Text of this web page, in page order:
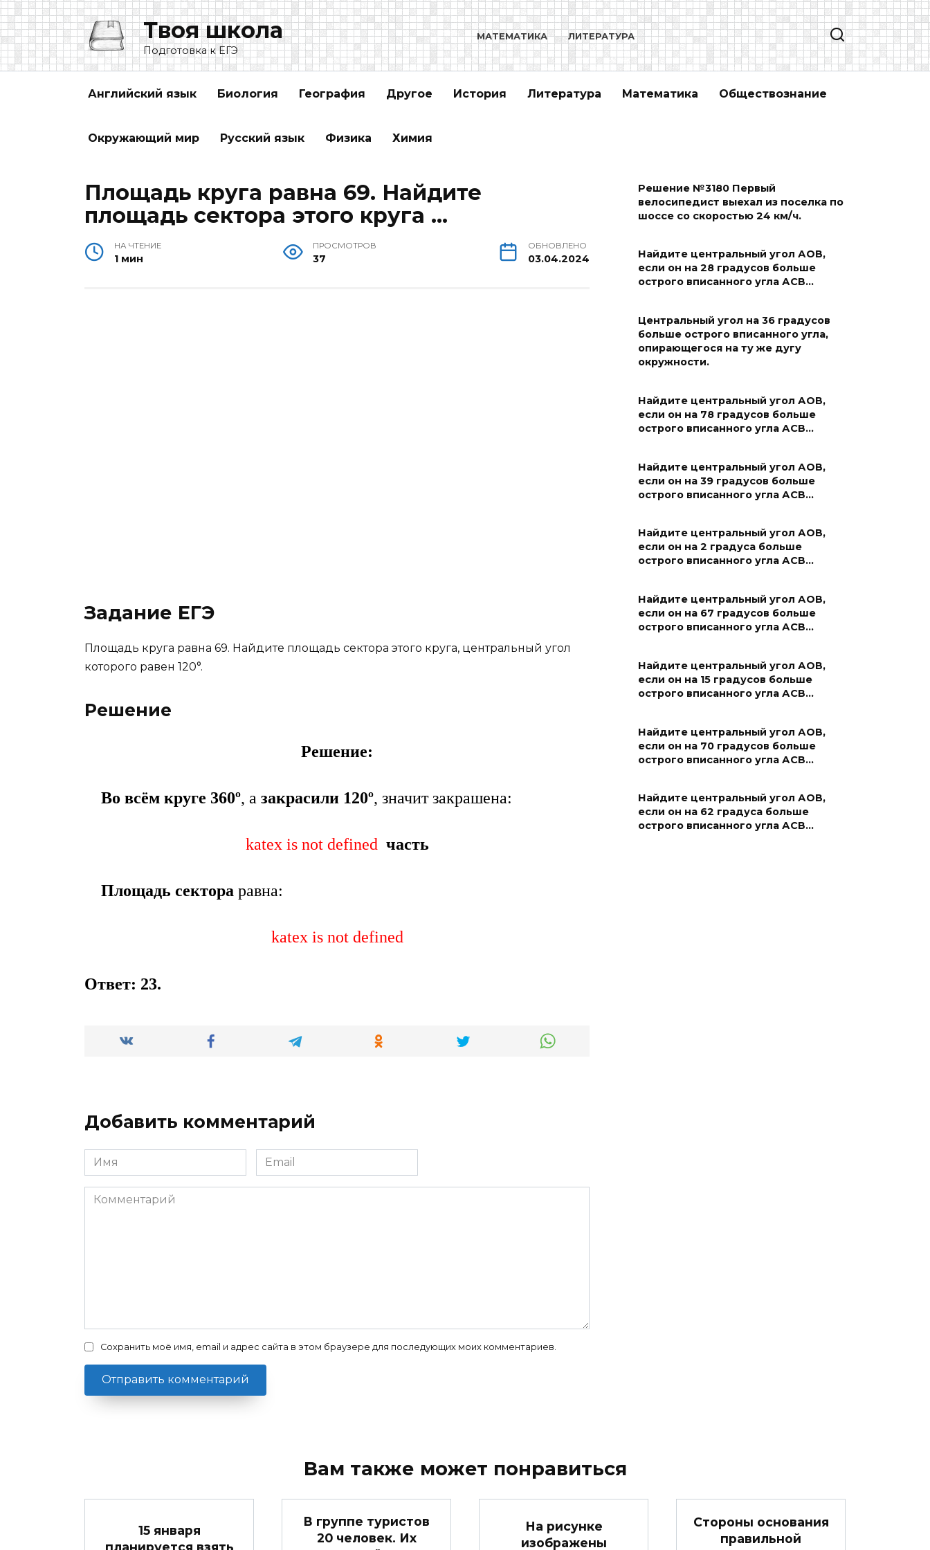
Перейти
к
содержанию
Твоя школа
Подготовка к ЕГЭ
МАТЕМАТИКА ЛИТЕРАТУРА
Английский язык Биология География Другое История Литература Математика Обществознание
Окружающий мир Русский язык Физика Химия
Площадь круга равна 69. Найдите
площадь сектора этого круга …
НА ЧТЕНИЕ
1 мин
ПРОСМОТРОВ
37
ОБНОВЛЕНО
03.04.2024
Задание ЕГЭ
Площадь круга равна 69. Найдите площадь сектора этого круга, центральный угол
которого равен 120°.
Решение
Решение:
Во всём круге 360º, а закрасили 120º, значит закрашена:
katex is not defined часть
Площадь сектора равна:
katex is not defined
Ответ: 23.
Добавить комментарий
Имя
*
Email
*
Комментарий
Сохранить моё имя, email и адрес сайта в этом браузере для последующих моих комментариев.
Решение №3180 Первый
велосипедист выехал из поселка по
шоссе со скоростью 24 км/ч.
Найдите центральный угол АОВ,
если он на 28 градусов больше
острого вписанного угла АСВ…
Центральный угол на 36 градусов
больше острого вписанного угла,
опирающегося на ту же дугу
окружности.
Найдите центральный угол АОВ,
если он на 78 градусов больше
острого вписанного угла АСВ…
Найдите центральный угол АОВ,
если он на 39 градусов больше
острого вписанного угла АСВ…
Найдите центральный угол АОВ,
если он на 2 градуса больше
острого вписанного угла АСВ…
Найдите центральный угол АОВ,
если он на 67 градусов больше
острого вписанного угла АСВ…
Найдите центральный угол АОВ,
если он на 15 градусов больше
острого вписанного угла АСВ…
Найдите центральный угол АОВ,
если он на 70 градусов больше
острого вписанного угла АСВ…
Найдите центральный угол АОВ,
если он на 62 градуса больше
острого вписанного угла АСВ…
Вам также может понравиться
15 января
планируется взять
В группе туристов
20 человек. Их
На рисунке
изображены
Стороны основания
правильной